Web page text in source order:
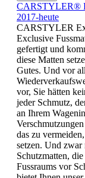
CARSTYLER®
2017-heute
CARSTYLER
Exclusive
gefertigt und
diese Matten
Gutes. Und vor
vor, Sie hätten
jeder Schmutz,
an Ihrem
das zu
setzen. Und
Schutzmatten,
Fussraums vor